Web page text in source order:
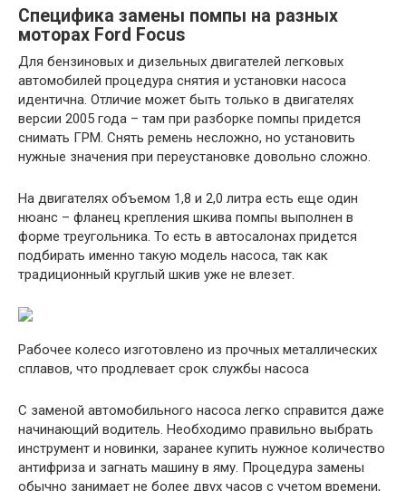
Специфика замены помпы на разных
моторах Ford Focus
Для бензиновых и дизельных двигателей легковых
автомобилей процедура снятия и установки насоса
идентична. Отличие может быть только в двигателях
версии 2005 года – там при разборке помпы придется
снимать ГРМ. Снять ремень несложно, но установить
нужные значения при переустановке довольно сложно.
На двигателях объемом 1,8 и 2,0 литра есть еще один
нюанс – фланец крепления шкива помпы выполнен в
форме треугольника. То есть в автосалонах придется
подбирать именно такую ​​модель насоса, так как
традиционный круглый шкив уже не влезет.
Рабочее колесо изготовлено из прочных металлических
сплавов, что продлевает срок службы насоса
С заменой автомобильного насоса легко справится даже
начинающий водитель. Необходимо правильно выбрать
инструмент и новинки, заранее купить нужное количество
антифриза и загнать машину в яму. Процедура замены
обычно занимает не более двух часов с учетом времени,